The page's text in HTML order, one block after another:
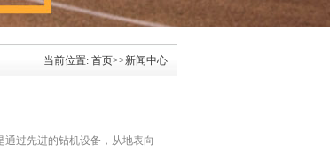
当前位置: 首页>>新闻中心
过先进的钻机设备，从地表向